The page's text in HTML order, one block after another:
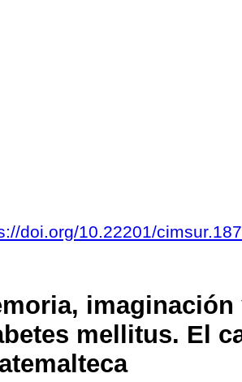
doi.org/10.22201/
mellitus. El